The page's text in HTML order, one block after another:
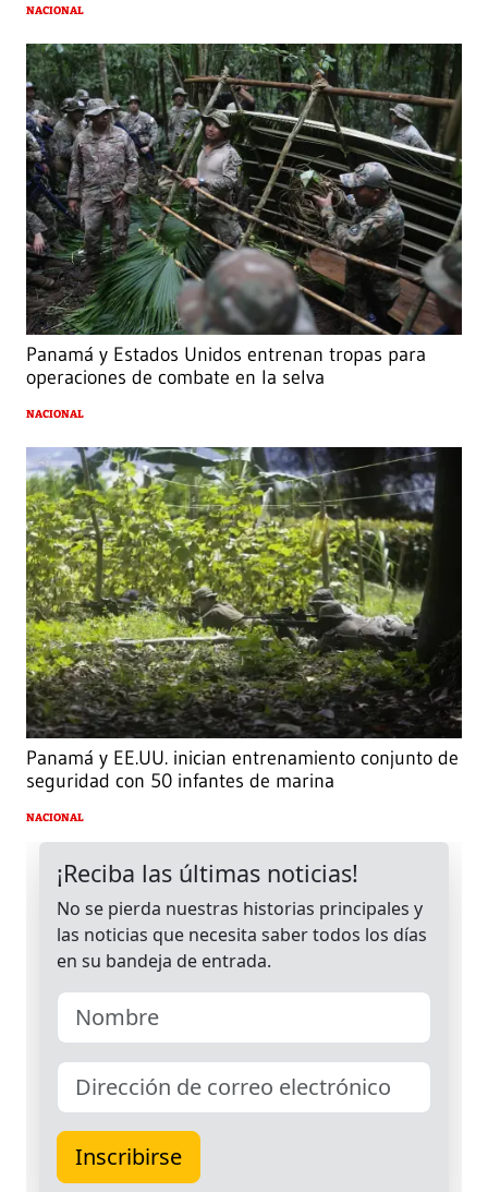
NACIONAL
Panamá y Estados Unidos entrenan tropas para
operaciones de combate en la selva
NACIONAL
Panamá y EE.UU. inician entrenamiento conjunto de
seguridad con 50 infantes de marina
NACIONAL